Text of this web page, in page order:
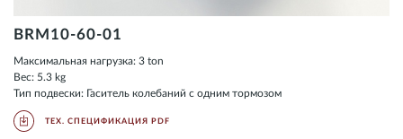
BRM10-60-01
Максимальная нагрузка: 3 ton
Вес: 5.3 kg
Тип подвески: Гаситель колебаний с одним тормозом
ТЕХ. СПЕЦИФИКАЦИЯ PDF